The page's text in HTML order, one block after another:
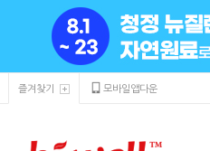
즐겨찾기 모바일앱다운